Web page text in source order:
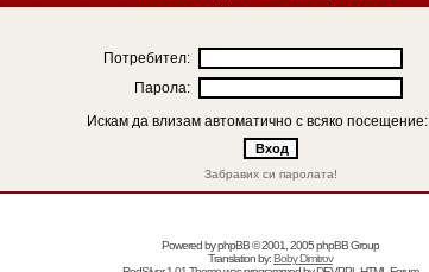
Потребител:
Парола:
Искам да влизам автоматично с всяко посещение:
Забравих си паролата!
Powered byphpBB© 2001, 2005 phpBB Group
Translation by:Boby Dimitrov